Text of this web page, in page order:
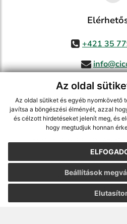
Az oldal
Az oldal sütiket és egyéb nyomkövető
javítsa a böngészési élményét, azzal
és célzott hirdetéseket jelenít meg, és
hogy megtudjuk honnan
Beállítások
+421 35
használja ki a legfrissebb
ECHELON 2 CMS rendszer
Internetes portál, webhosting,
A legutolsó frissítés
Nyomtatás|